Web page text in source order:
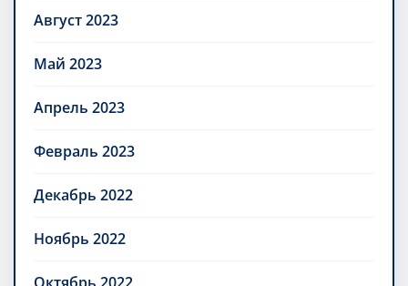
Август 2023
Май 2023
Апрель 2023
Февраль 2023
Декабрь 2022
Ноябрь 2022